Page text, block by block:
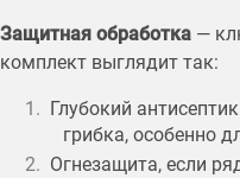
Защитная обработка —
комплект выглядит так:
Глубокий
грибка, особенно
Огнезащита, если